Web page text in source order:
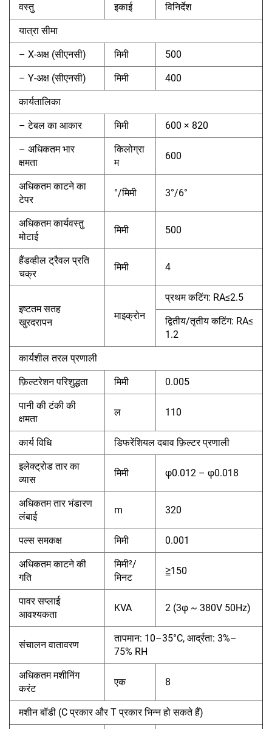
वस्तु इकाई विनिर्देश
यात्रा सीमा
– X-अक्ष (सीएनसी) मिमी 500
– Y-अक्ष (सीएनसी) मिमी 400
कार्यतालिका
– टेबल का आकार मिमी 600 × 820
– अधिकतम भार
क्षमता
किलोग्रा
म
600
अधिकतम काटने का
टेपर
°/मिमी 3°/6°
अधिकतम कार्यवस्तु
मोटाई
मिमी 500
हैंडव्हील ट्रैवल प्रति
चक्र
मिमी 4
इष्टतम सतह
खुरदरापन
माइक्रोन
प्रथम कटिंग: RA≤2.5
द्वितीय/तृतीयकटिंग: RA≤
1.2
कार्यशील तरल प्रणाली
फ़िल्टरेशन परिशुद्धता मिमी 0.005
पानी की टंकी की
क्षमता
ल 110
कार्य विधि डिफरेंशियल दबाव फ़िल्टर प्रणाली
इलेक्ट्रोड तार का
व्यास
मिमी φ0.012 – φ0.018
अधिकतम तार भंडारण
लंबाई
m 320
पल्स समकक्ष मिमी 0.001
अधिकतम काटने की
गति
मिमी²/
मिनट
≧150
पावर सप्लाई
आवश्यकता
KVA 2 (3φ ~ 380V 50Hz)
संचालन वातावरण
तापमान: 10–35°C, आर्द्रता: 3%–
75% RH
अधिकतम मशीनिंग
करंट
एक 8
मशीन बॉडी (C प्रकार और T प्रकार भिन्न हो सकते हैं)